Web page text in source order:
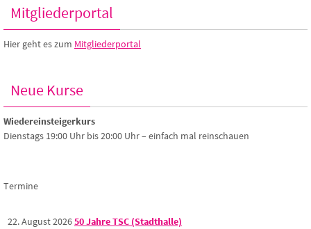
Mitgliederportal
Hier geht es zum Mitgliederportal
Neue Kurse
Wiedereinsteigerkurs
Dienstags 19:00 Uhr bis 20:00 Uhr – einfach mal reinschauen
Termine
22. August 202650 Jahre TSC (Stadthalle)